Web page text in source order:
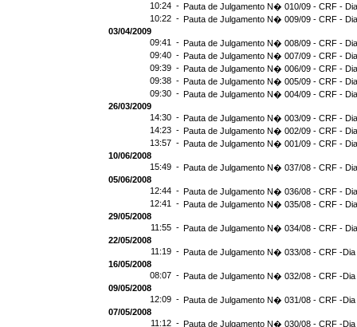
10:24 - Pauta de Julgamento N� 010/09 - CRF -
10:22 - Pauta de Julgamento N� 009/09 - CRF -
03/04/2009
09:41 - Pauta de Julgamento N� 008/09 - CRF -
09:40 - Pauta de Julgamento N� 007/09 - CRF -
09:39 - Pauta de Julgamento N� 006/09 - CRF -
09:38 - Pauta de Julgamento N� 005/09 - CRF -
09:30 - Pauta de Julgamento N� 004/09 - CRF -
26/03/2009
14:30 - Pauta de Julgamento N� 003/09 - CRF -
14:23 - Pauta de Julgamento N� 002/09 - CRF -
13:57 - Pauta de Julgamento N� 001/09 - CRF -
10/06/2008
15:49 - Pauta de Julgamento N� 037/08 - CRF -
05/06/2008
12:44 - Pauta de Julgamento N� 036/08 - CRF -
12:41 - Pauta de Julgamento N� 035/08 - CRF -
29/05/2008
11:55 - Pauta de Julgamento N� 034/08 - CRF -
22/05/2008
11:19 - Pauta de Julgamento N� 033/08 - CRF -Dia
16/05/2008
08:07 - Pauta de Julgamento N� 032/08 - CRF -Dia
09/05/2008
12:09 - Pauta de Julgamento N� 031/08 - CRF -Dia
07/05/2008
11:12 - Pauta de Julgamento N� 030/08 - CRF -Dia